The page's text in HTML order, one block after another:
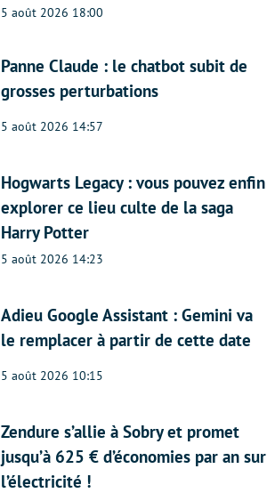
5 août 2026 18:00
Panne Claude : le chatbot subit de
grosses perturbations
5 août 2026 14:57
Hogwarts Legacy : vous pouvez enfin
explorer ce lieu culte de la saga
Harry Potter
5 août 2026 14:23
Adieu Google Assistant : Gemini va
le remplacer à partir de cette date
5 août 2026 10:15
Zendure s’allie à Sobry et promet
jusqu’à 625 € d’économies par an sur
l’électricité !